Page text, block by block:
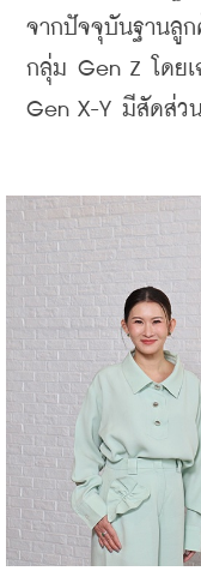
จากปัจจุบันฐานลู
กลุ่ม Gen Z โดย
Gen X-Y มีสัดส่ว